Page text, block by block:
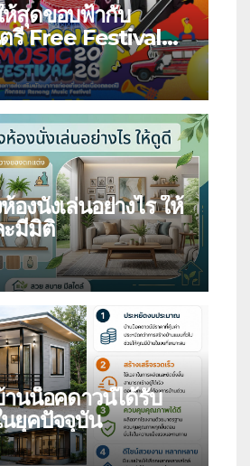
สุดขอบฟ้ากับ
รี Free Festival
องนั่งเล่นอย่างไร ให้
มีมิติ
นน็อคดาวน์ได้รับ
ยุคปัจจุบัน